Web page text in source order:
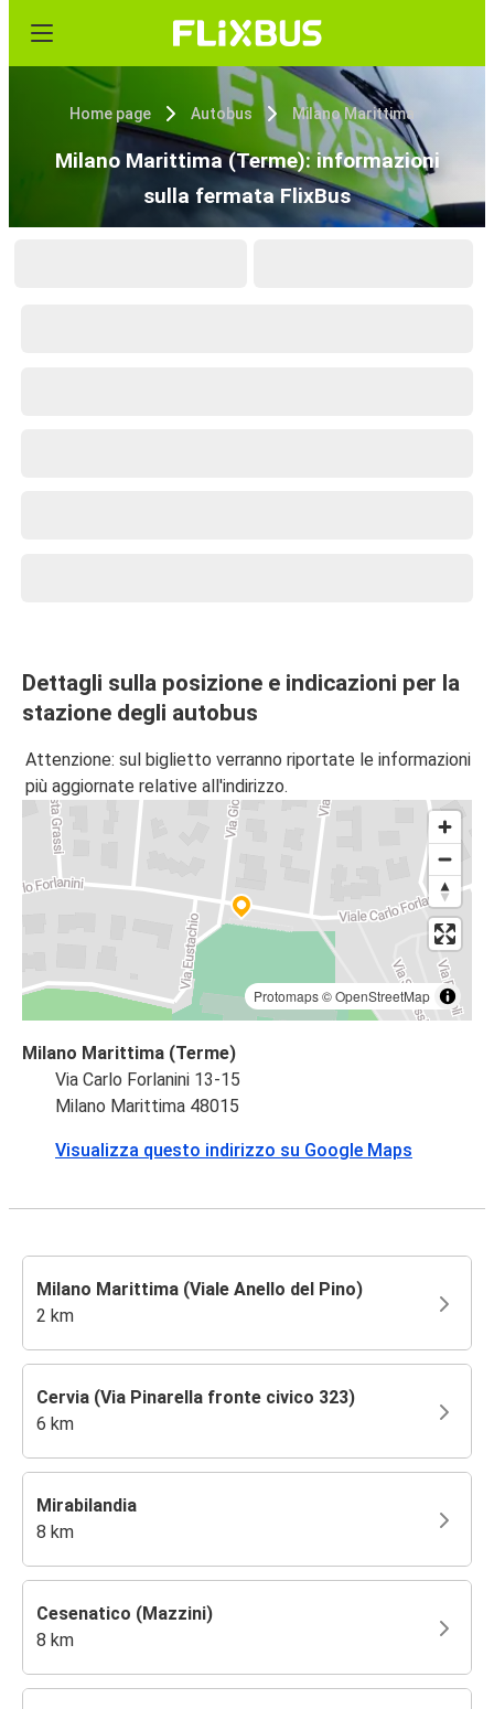
Home page Autobus Milano Marittima
Milano Marittima (Terme): informazioni
sulla fermata FlixBus
Dettagli sulla posizione e indicazioni per la
stazione degli autobus
Attenzione: sul biglietto verranno riportate le informazioni
più aggiornate relative all'indirizzo.
Protomaps©OpenStreetMap
Milano Marittima (Terme)
Via Carlo Forlanini 13-15
Milano Marittima 48015
Visualizza questo indirizzo su Google Maps
Milano Marittima (Viale Anello del Pino)
2 km
Cervia (Via Pinarella fronte civico 323)
6 km
Mirabilandia
8 km
Cesenatico (Mazzini)
8 km